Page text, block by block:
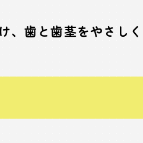
、歯と歯茎をやさしく